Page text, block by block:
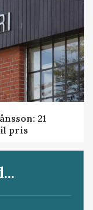
21
pris